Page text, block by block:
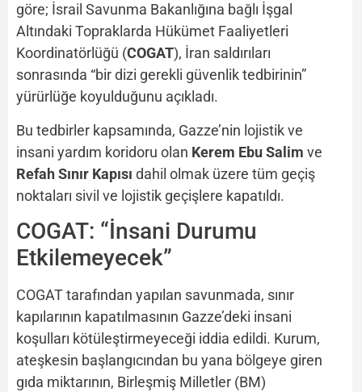
göre; İsrail Savunma Bakanlığına bağlı İşgal
Altındaki Topraklarda Hükümet Faaliyetleri
Koordinatörlüğü (COGAT), İran saldırıları
sonrasında “bir dizi gerekli güvenlik tedbirinin”
yürürlüğe koyulduğunu açıkladı.
Bu tedbirler kapsamında, Gazze’nin lojistik ve
insani yardım koridoru olan Kerem Ebu Salim ve
Refah Sınır Kapısı dahil olmak üzere tüm geçiş
noktaları sivil ve lojistik geçişlere kapatıldı.
COGAT: “İnsani Durumu
Etkilemeyecek”
COGAT tarafından yapılan savunmada, sınır
kapılarının kapatılmasının Gazze’deki insani
koşulları kötüleştirmeyeceği iddia edildi. Kurum,
ateşkesin başlangıcından bu yana bölgeye giren
gıda miktarının, Birleşmiş Milletler (BM)